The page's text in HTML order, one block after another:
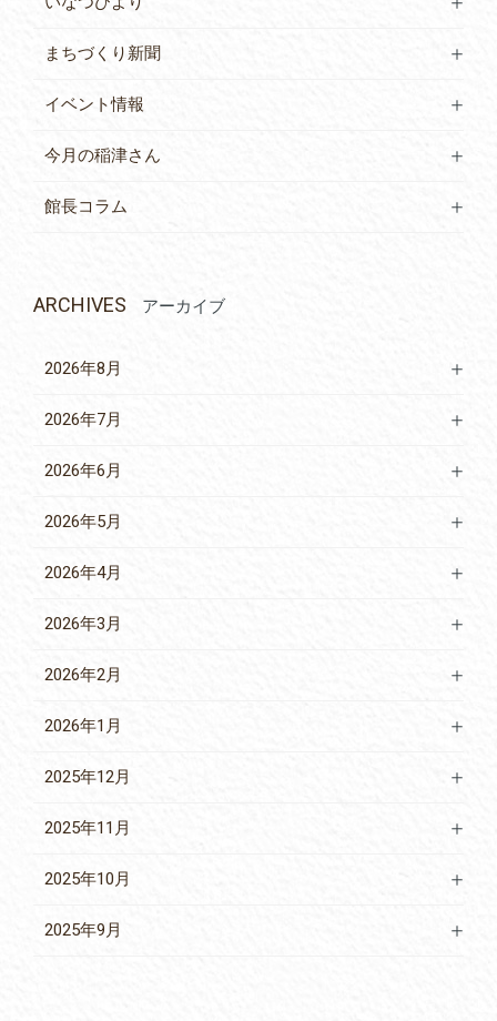
まちづくり新聞
イベント情報
今月の稲津さん
館長コラム
ARCHIVES アーカイブ
2026年8月
2026年7月
2026年6月
2026年5月
2026年4月
2026年3月
2026年2月
2026年1月
2025年12月
2025年11月
2025年10月
2025年9月